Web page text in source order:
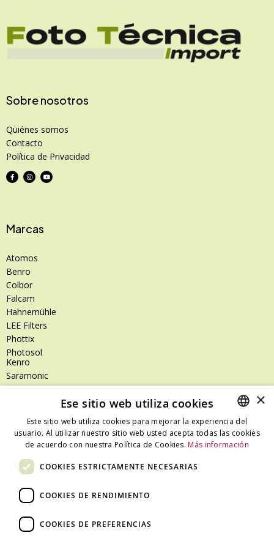
Sobre nosotros
Quiénes somos
Contacto
Política de Privacidad
Marcas
Atomos
Benro
Colbor
Falcam
Hahnemühle
LEE Filters
Phottix
Photosol
Kenro
Saramonic
Shimoda
SanDisk Professional
Tenba
Zeiss
Dónde estamos
C/ Ali Bei, 67 – 08013 Barcelona - España
SPANISH
×
Ese sitio web utiliza cookies
Este sitio web utiliza cookies para mejorar la experiencia del
usuario. Al utilizar nuestro sitio web usted acepta todas las cookies
de acuerdo con nuestra Política de Cookies. Más información
COOKIES ESTRICTAMENTE NECESARIAS
COOKIES DE RENDIMIENTO
COOKIES DE PREFERENCIAS